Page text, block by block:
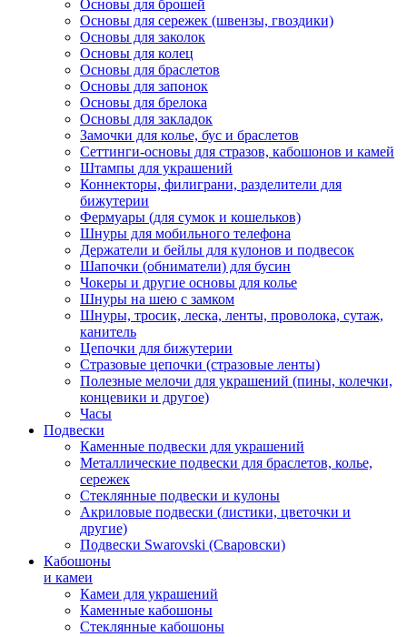
Основы для брошей
Основы для сережек (швензы, гвоздики)
Основы для заколок
Основы для колец
Основы для браслетов
Основы для запонок
Основы для брелока
Основы для закладок
Замочки для колье, бус и браслетов
Сеттинги-основы для стразов, кабошонов и камей
Штампы для украшений
Коннекторы, филиграни, разделители для
бижутерии
Фермуары (для сумок и кошельков)
Шнуры для мобильного телефона
Держатели и бейлы для кулонов и подвесок
Шапочки (обниматели) для бусин
Чокеры и другие основы для колье
Шнуры на шею с замком
Шнуры, тросик, леска, ленты, проволока, сутаж,
канитель
Цепочки для бижутерии
Стразовые цепочки (стразовые ленты)
Полезные мелочи для украшений (пины, колечки,
концевики и другое)
Часы
Подвески
Каменные подвески для украшений
Металлические подвески для браслетов, колье,
сережек
Стеклянные подвески и кулоны
Акриловые подвески (листики, цветочки и
другие)
Подвески Swarovski (Сваровски)
Кабошоны
и камеи
Камеи для украшений
Каменные кабошоны
Стеклянные кабошоны